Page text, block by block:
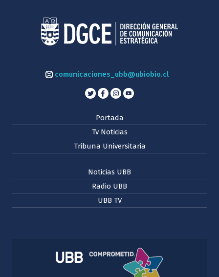
comunicaciones_ubb@ubiobio.cl
Portada
Tv Noticias
Tribuna Universitaria
Noticias UBB
Radio UBB
UBB TV